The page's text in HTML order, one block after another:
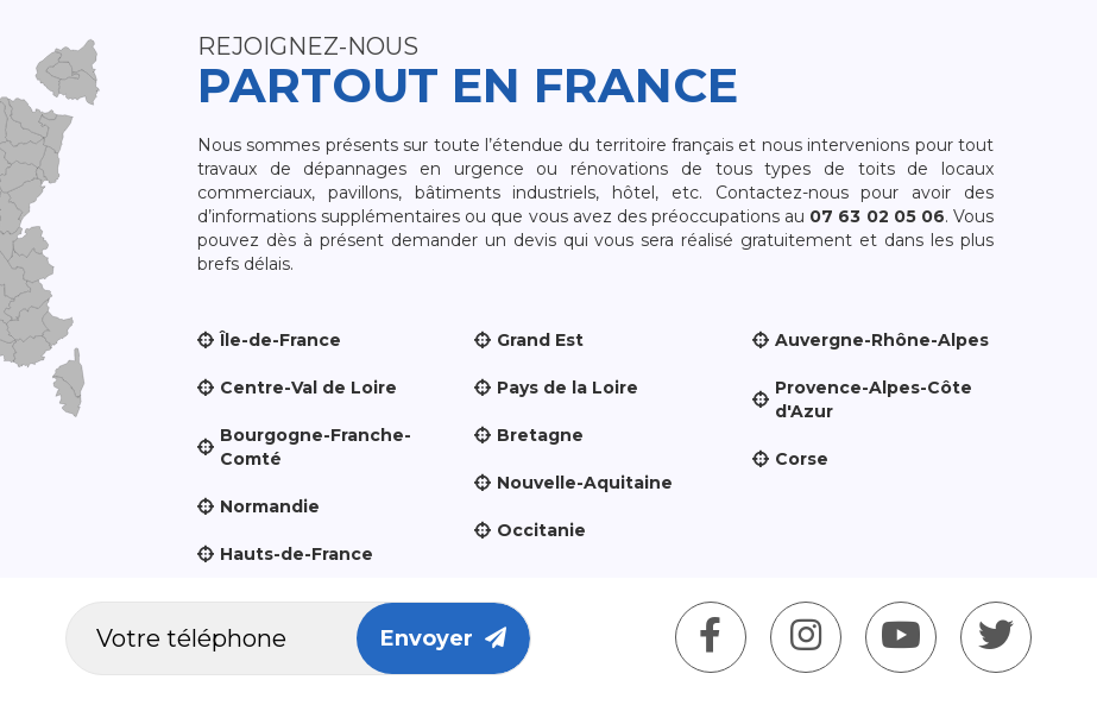
REJOIGNEZ-NOUS
PARTOUT EN FRANCE
Nous sommes présents sur toute l’étendue du territoire français et nous intervenions pour tout
travaux de dépannages en urgence ou rénovations de tous types de toits de locaux
commerciaux, pavillons, bâtiments industriels, hôtel, etc. Contactez-nous pour avoir des
d’informations supplémentaires ou que vous avez des préoccupations au 07 63 02 05 06. Vous
pouvez dès à présent demander un devis qui vous sera réalisé gratuitement et dans les plus
brefs délais.
Île-de-France
Centre-Val de Loire
Bourgogne-Franche-
Comté
Normandie
Hauts-de-France
Grand Est
Pays de la Loire
Bretagne
Nouvelle-Aquitaine
Occitanie
Auvergne-Rhône-Alpes
Provence-Alpes-Côte
d'Azur
Corse
Envoyer